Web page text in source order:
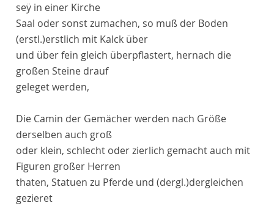
seÿ in einer Kirche
Saal oder sonst zumachen, so muß der Boden
(erstl.)erstlich mit Kalck über
und über fein gleich überpflastert, hernach die
großen Steine drauf
geleget werden,
Die Camin der Gemächer werden nach Größe
derselben auch groß
oder klein, schlecht oder zierlich gemacht auch mit
Figuren großer Herren
thaten, Statuen zu Pferde und (dergl.)dergleichen
gezieret